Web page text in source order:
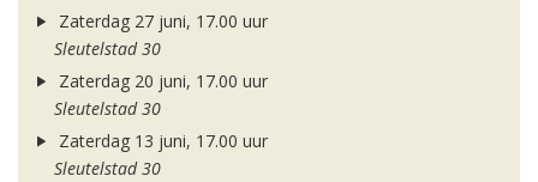
Zaterdag 27 juni, 17.00 uur
Sleutelstad 30
Zaterdag 20 juni, 17.00 uur
Sleutelstad 30
Zaterdag 13 juni, 17.00 uur
Sleutelstad 30